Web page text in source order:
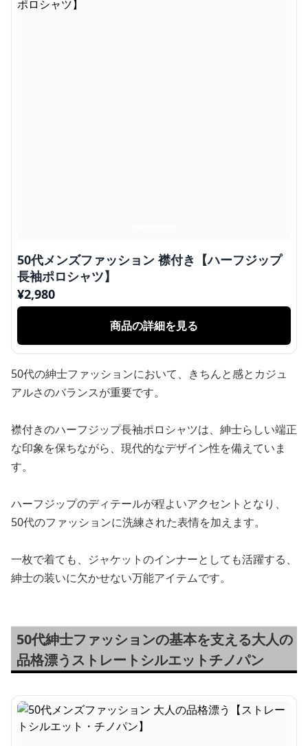
50代メンズファッション 襟付き【ハーフジップ
長袖ポロシャツ】
¥2,980
商品の詳細を見る
50代の紳士ファッションにおいて、きちんと感とカジュ
アルさのバランスが重要です。
襟付きのハーフジップ長袖ポロシャツは、紳士らしい端正
な印象を保ちながら、現代的なデザイン性を備えていま
す。
ハーフジップのディテールが程よいアクセントとなり、
50代のファッションに洗練された表情を加えます。
一枚で着ても、ジャケットのインナーとしても活躍する、
紳士の装いに欠かせない万能アイテムです。
50代紳士ファッションの基本を支える大人の
品格漂うストレートシルエットチノパン